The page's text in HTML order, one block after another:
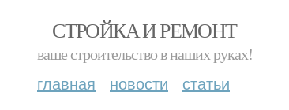
СТРОЙКА И РЕМОНТ
ваше строительство в наших руках!
главная новости статьи